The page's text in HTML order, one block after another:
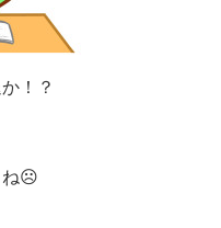
！？
☹